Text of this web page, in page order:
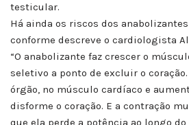
testicular.
Há ainda os riscos dos
conforme descreve o cardiologista
“O anabolizante faz crescer o
seletivo a ponto de excluir o
órgão, no músculo cardíaco e
disforme o coração. E a contração
que ela perde a potência ao longo do